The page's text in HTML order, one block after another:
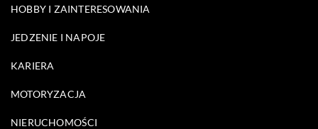
HOBBY I ZAINTERESOWANIA
JEDZENIE I NAPOJE
KARIERA
MOTORYZACJA
NIERUCHOMOŚCI